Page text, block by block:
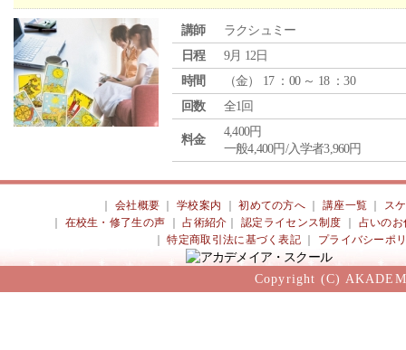
講師
ラクシュミー
日程
9月 12日
時間
（金） 17 ：00 ～ 18 ：30
回数
全1回
料金
4,400円
一般4,400円/入学者3,960円
会社概要 ｜学校案内 ｜初めての方へ 講座一覧
ス
在校生・修了生の声 ｜占術紹介 ｜認定ライセンス制度
占いのお
｜特定商取引法に基づく表記 プライバシーポ
Copyright (C)